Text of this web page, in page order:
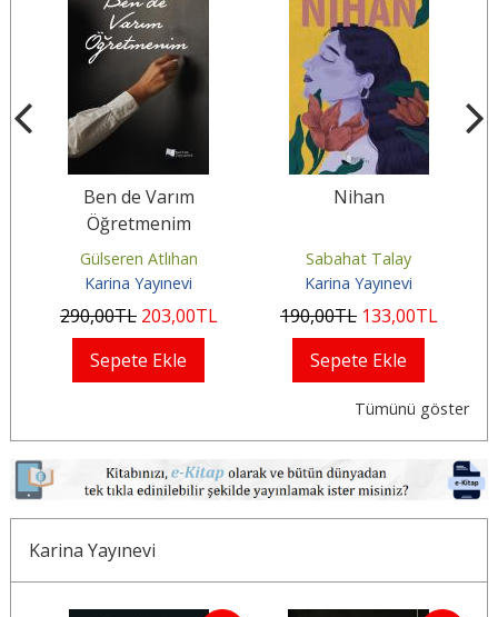
Ben de Varım
Öğretmenim
Gülseren Atlıhan
Karina Yayınevi
290,00TL 203,00TL
Sepete Ekle
Nihan
Sabahat Talay
Karina Yayınevi
190,00TL 133,00TL
Sepete Ekle
Tümünü göster
Karina Yayınevi